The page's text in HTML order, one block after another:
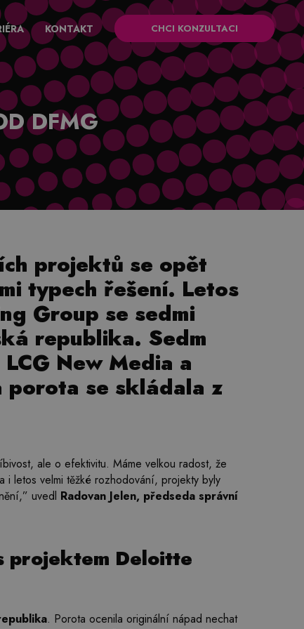
KONTAKT CHCI KONZULTACI
DFMG
projektů se opět
typech řešení. Letos
Group se sedmi
republika. Sedm
New Media a
se skládala z
ale o efektivitu. Máme velkou radost, že
i letos velmi těžké rozhodování, projekty byly
,” uvedl Radovan Jelen, předseda správní
projektem Deloitte
. Porota ocenila originální nápad nechat